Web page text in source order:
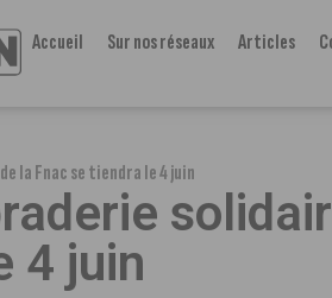
Accueil Sur nos réseaux Articles
la Fnac se tiendra le 4 juin
4 juin